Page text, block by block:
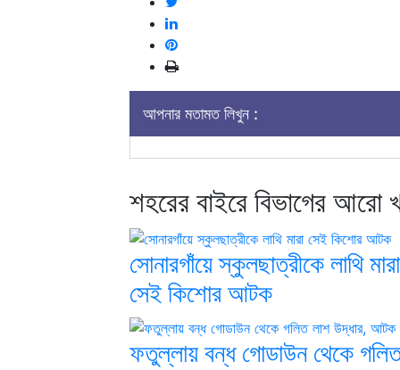
আপনার মতামত লিখুন :
শহরের বাইরে বিভাগের আরো
সোনারগাঁয়ে স্কুলছাত্রীকে লাথি মারা
সেই কিশোর আটক
ফতুল্লায় বন্ধ গোডাউন থেকে